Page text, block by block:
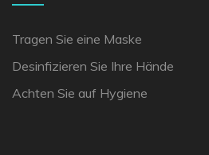
Tragen Sie eine Maske
Desinfizieren Sie Ihre Hände
Achten Sie auf Hygiene